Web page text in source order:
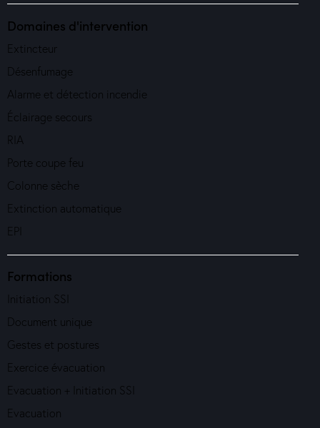
Domaines d'intervention
Extincteur
Désenfumage
Alarme et détection incendie
Éclairage secours
RIA
Porte coupe feu
Colonne sèche
Extinction automatique
EPI
Formations
Initiation SSI
Document unique
Gestes et postures
Exercice évacuation
Evacuation + Initiation SSI
Evacuation